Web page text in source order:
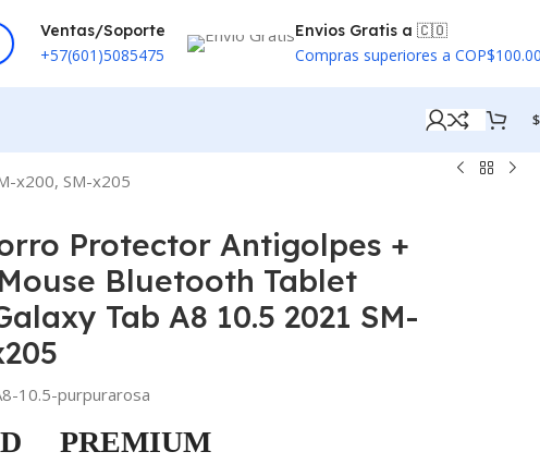
Ventas/Soporte
+57(601)5085475
Envios Gratis a 🇨🇴
Compras superiores a
$
x200, SM-x205
Protector Antigolpes +
Bluetooth Tablet
Tab A8 10.5 2021 SM-
10.5-purpurarosa
PREMIUM